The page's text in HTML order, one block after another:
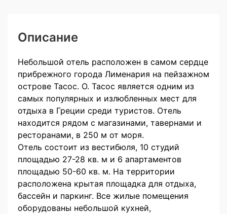
Описание
Небольшой отель расположен в самом сердце
прибрежного города Лименария на пейзажном
острове Тасос. О. Тасос является одним из
самых популярных и излюбленных мест для
отдыха в Греции среди туристов. Отель
находится рядом с магазинами, тавернами и
ресторанами, в 250 м от моря.
Отель состоит из вестибюля, 10 студий
площадью 27-28 кв. м и 6 апартаментов
площадью 50-60 кв. м. На территории
расположена крытая площадка для отдыха,
бассейн и паркинг. Все жилые помещения
оборудованы небольшой кухней,